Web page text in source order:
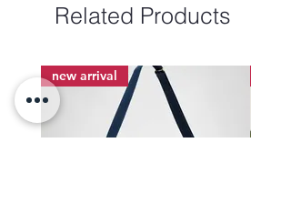
Related Products
new arrival